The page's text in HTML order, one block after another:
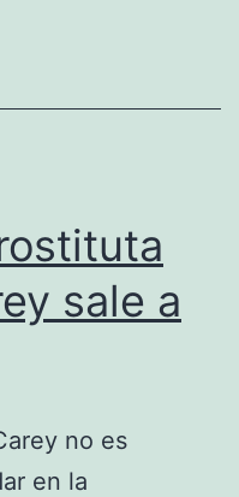
sale a
no es
en la